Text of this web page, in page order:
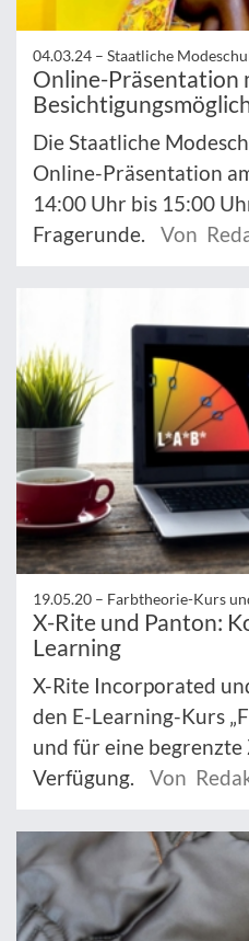
04.03.24 – Staatliche
Online-Präsentation
Die Staatliche
Online-Präsentation
14:00 Uhr bis 15:00
Fragerunde.
Von
19.05.20 – Farbtheorie-Kurs
X-Rite und Panton:
Learning
X-Rite Incorporated
den E-Learning-Kurs
und für eine
Verfügung.
Von